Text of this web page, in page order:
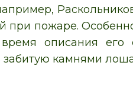
при пожаре.
описания
камнями